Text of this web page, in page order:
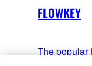
FLOWKEY
The popular